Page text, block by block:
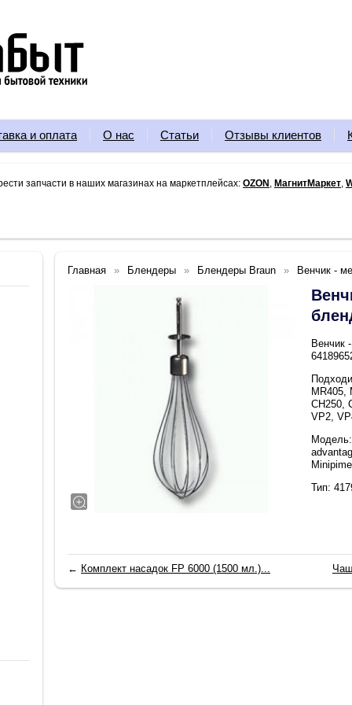
и оплата О нас Статьи Отзывы клиентов
запчасти в наших магазинах на маркетплейсах: OZON МагнитМаркет
Главная Блендеры Блендеры Braun Венчик -
Венчик
MR405,
CH250,
VP2,
Тип:
← Комплект насадок FP 6000 (1500 мл.)...